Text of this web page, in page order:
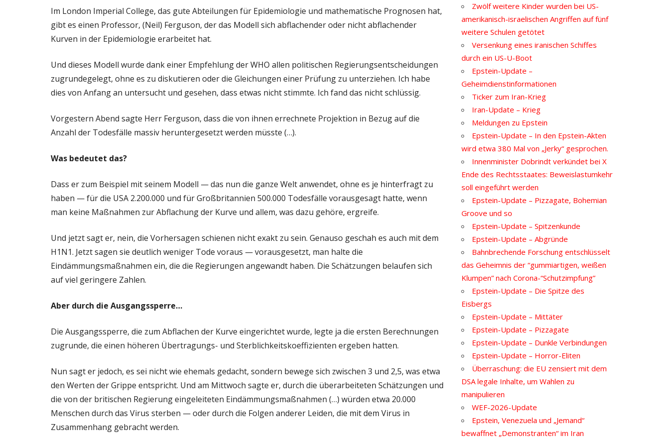
Im London Imperial College, das gute Abteilungen für Epidemiologie und mathematische Prognosen hat,
gibt es einen Professor, (Neil) Ferguson, der das Modell sich abflachender oder nicht abflachender
Kurven in der Epidemiologie erarbeitet hat.
Und dieses Modell wurde dank einer Empfehlung der WHO allen politischen Regierungsentscheidungen
zugrundegelegt, ohne es zu diskutieren oder die Gleichungen einer Prüfung zu unterziehen. Ich habe
dies von Anfang an untersucht und gesehen, dass etwas nicht stimmte. Ich fand das nicht schlüssig.
Vorgestern Abend sagte Herr Ferguson, dass die von ihnen errechnete Projektion in Bezug auf die
Anzahl der Todesfälle massiv heruntergesetzt werden müsste (…).
Was bedeutet das?
Dass er zum Beispiel mit seinem Modell — das nun die ganze Welt anwendet, ohne es je hinterfragt zu
haben — für die USA 2.200.000 und für Großbritannien 500.000 Todesfälle vorausgesagt hatte, wenn
man keine Maßnahmen zur Abflachung der Kurve und allem, was dazu gehöre, ergreife.
Und jetzt sagt er, nein, die Vorhersagen schienen nicht exakt zu sein. Genauso geschah es auch mit dem
H1N1. Jetzt sagen sie deutlich weniger Tode voraus — vorausgesetzt, man halte die
Eindämmungsmaßnahmen ein, die die Regierungen angewandt haben. Die Schätzungen belaufen sich
auf viel geringere Zahlen.
Aber durch die Ausgangssperre…
Die Ausgangssperre, die zum Abflachen der Kurve eingerichtet wurde, legte ja die ersten Berechnungen
zugrunde, die einen höheren Übertragungs- und Sterblichkeitskoeffizienten ergeben hatten.
Nun sagt er jedoch, es sei nicht wie ehemals gedacht, sondern bewege sich zwischen 3 und 2,5, was etwa
den Werten der Grippe entspricht. Und am Mittwoch sagte er, durch die überarbeiteten Schätzungen und
die von der britischen Regierung eingeleiteten Eindämmungsmaßnahmen (…) würden etwa 20.000
Menschen durch das Virus sterben — oder durch die Folgen anderer Leiden, die mit dem Virus in
Zusammenhang gebracht werden.
Zwölf weitere Kinder wurden bei US-
amerikanisch-israelischen Angriffen auf fünf
weitere Schulen getötet
Versenkung eines iranischen Schiffes
durch ein US-U-Boot
Epstein-Update –
Geheimdienstinformationen
Ticker zum Iran-Krieg
Iran-Update – Krieg
Meldungen zu Epstein
Epstein-Update – In den Epstein-Akten
wird etwa 380 Mal von „Jerky“ gesprochen.
Innenminister Dobrindt verkündet bei X
Ende des Rechtsstaates: Beweislastumkehr
soll eingeführt werden
Epstein-Update – Pizzagate, Bohemian
Groove und so
Epstein-Update – Spitzenkunde
Epstein-Update – Abgründe
Bahnbrechende Forschung entschlüsselt
das Geheimnis der “gummiartigen, weißen
Klumpen” nach Corona-“Schutzimpfung”
Epstein-Update – Die Spitze des
Eisbergs
Epstein-Update – Mittäter
Epstein-Update – Pizzagate
Epstein-Update – Dunkle Verbindungen
Epstein-Update – Horror-Eliten
Überraschung: die EU zensiert mit dem
DSA legale Inhalte, um Wahlen zu
manipulieren
WEF-2026-Update
Epstein, Venezuela und „Jemand“
bewaffnet „Demonstranten“ im Iran